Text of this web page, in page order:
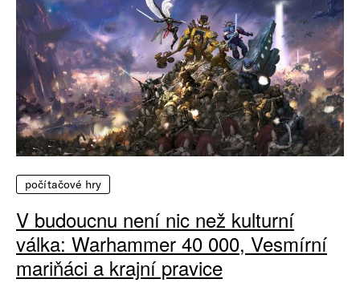
počítačové hry
V budoucnu není nic než kulturní
válka: Warhammer 40 000, Vesmírní
mariňáci a krajní pravice